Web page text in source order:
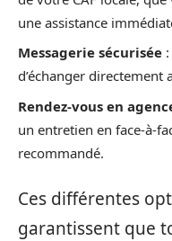
une assistance
Messagerie sécurisée
d’échanger directement
Rendez-vous en
un entretien en face-à-
recommandé.
Ces différentes
garantissent que